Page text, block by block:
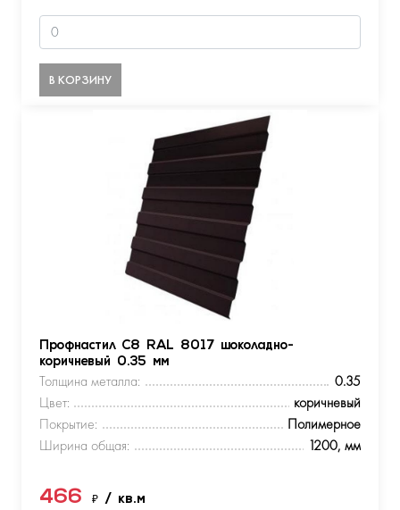
В КОРЗИНУ
Профнастил С8 RAL 8017 шоколадно-
коричневый 0.35 мм
Толщина металла:
0.35
Цвет:
коричневый
Покрытие:
Полимерное
Ширина общая:
1200, мм
466 ₽ / кв.м